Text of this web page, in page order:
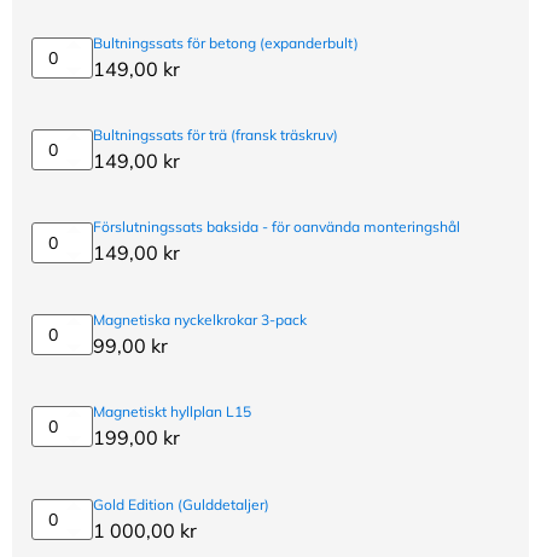
lampa
LED-
Bultningssats
för
(expanderbult)
Bultningssats för betong (expanderbult)
149,00 kr
Bultningssats
för
(fransk
träskruv)
Bultningssats för trä (fransk träskruv)
149,00 kr
Förslutningssats
baksida
för
oanvända
monteringshål
Förslutningssats baksida - för oanvända monteringshål
149,00 kr
Magnetiska
nyckelkrokar
pack
Magnetiska nyckelkrokar 3-pack
99,00 kr
Magnetiskt
hyllplan
Magnetiskt hyllplan L15
199,00 kr
Gold
Edition
Gold Edition (Gulddetaljer)
1 000,00 kr